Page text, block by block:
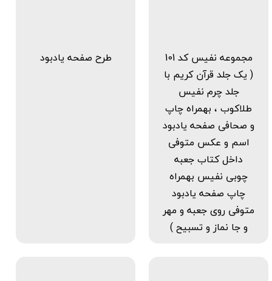
مجموعه نفیس کد 101
( یک جلد قرآن کریم با
جلد چرم نفیس
طلاکوب ، بهمراه چاپ
و صحافی صفحه یادبود
اسم و عکس متوفی
داخل کتاب جعبه
چوبی نفیس بهمراه
چاپ صفحه یادبود
متوفی روی جعبه و مهر
و جا نماز و تسبیح )
طرح صفحه یادبود